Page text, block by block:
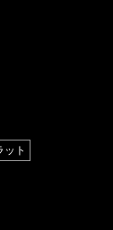
ット